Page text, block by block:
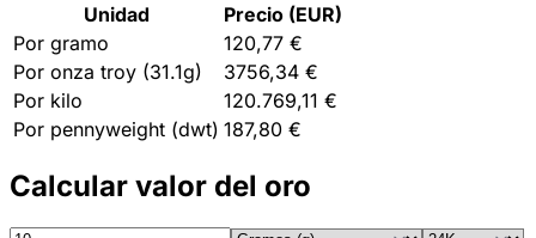
Unidad
Precio (EUR)
Por gramo
120,77 €
Por onza troy (31.1g)
3756,34 €
Por kilo
120.769,11 €
Por pennyweight (dwt) 187,80 €
Calcular valor del oro